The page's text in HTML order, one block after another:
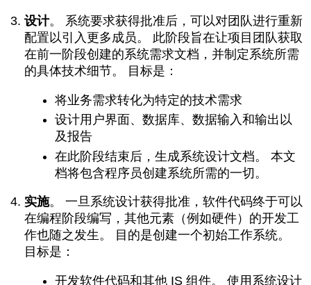
设计。 系统要求获得批准后，可以对团队进行重新
配置以引入更多成员。 此阶段旨在让项目团队获取
在前一阶段创建的系统需求文档，并制定系统所需
的具体技术细节。 目标是：
将业务需求转化为特定的技术需求
设计用户界面、数据库、数据输入和输出以
及报告
在此阶段结束后，生成系统设计文档。 本文
档将包含程序员创建系统所需的一切。
实施。一旦系统设计获得批准，软件代码终于可以
在编程阶段编写，其他元素（例如硬件）的开发工
作也随之发生。 目的是创建一个初始工作系统。
目标是：
开发软件代码和其他 IS 组件。 使用系统设计